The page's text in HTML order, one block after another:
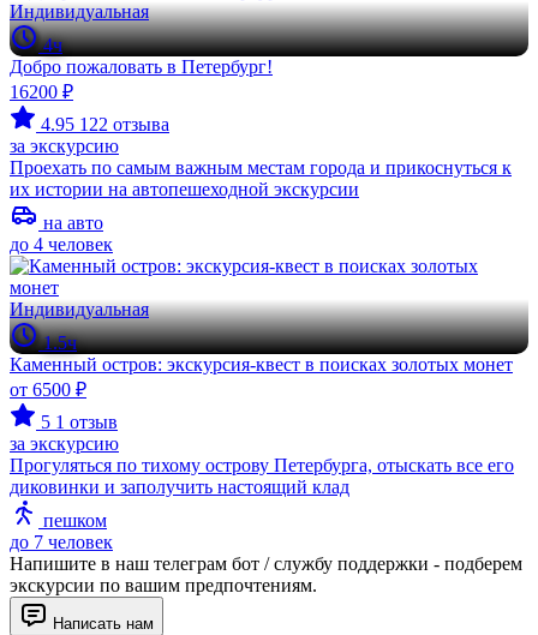
Индивидуальная
4ч
Добро пожаловать в Петербург!
16200 ₽
4.95 122 отзыва
за экскурсию
Проехать по самым важным местам города и прикоснуться к
их истории на автопешеходной экскурсии
на авто
до 4 человек
Индивидуальная
1.5ч
Каменный остров: экскурсия-квест в поисках золотых монет
от 6500 ₽
5 1 отзыв
за экскурсию
Прогуляться по тихому острову Петербурга, отыскать все его
диковинки и заполучить настоящий клад
пешком
до 7 человек
Напишите в наш телеграм бот / службу поддержки - подберем
экскурсии по вашим предпочтениям.
Написать нам